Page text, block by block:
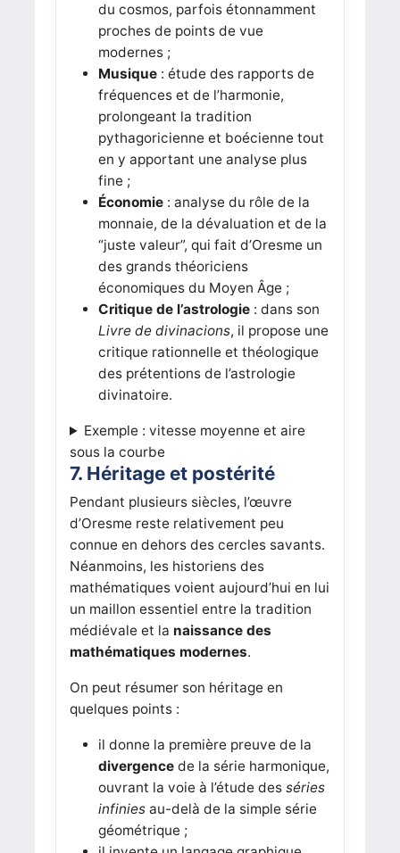
du cosmos, parfois étonnamment
proches de points de vue
modernes ;
Musique: étude des rapports de
fréquences et de l’harmonie,
prolongeant la tradition
pythagoricienne et boécienne tout
en y apportant une analyse plus
fine ;
Économie: analyse du rôle de la
monnaie, de la dévaluation et de la
“juste valeur”, qui fait d’Oresme un
des grands théoriciens
économiques du Moyen Âge ;
Critique de l’astrologie: dans son
Livre de divinacions, il propose une
critique rationnelle et théologique
des prétentions de l’astrologie
divinatoire.
Exemple : vitesse moyenne et aire
sous la courbe
7. Héritage et postérité
Pendant plusieurs siècles, l’œuvre
d’Oresme reste relativement peu
connue en dehors des cercles savants.
Néanmoins, les historiens des
mathématiques voient aujourd’hui en lui
un maillon essentiel entre la tradition
médiévale et la naissance des
mathématiques modernes.
On peut résumer son héritage en
quelques points :
il donne la première preuve de la
divergencede la série harmonique,
ouvrant la voie à l’étude des séries
infiniesau-delà de la simple série
géométrique ;